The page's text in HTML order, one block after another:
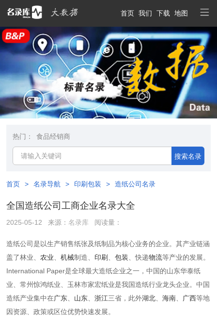
首页 我们 下载 地图
热门： 食品经销商
搜索名录
首页 > 名录导航 > 印刷包装 > 造纸公司名录
全国造纸公司工商企业名录大全
2025-05-12 来源：名录库 阅读量：
‌造纸公司‌是以生产销售纸张及纸制品为核心业务的企业。其产业链涵
盖了林业、 农业 、机械制造、 印刷 、包装 、快递物流等产业的发展。
International Paper是全球最大造纸企业之一，中国的山东华泰纸
业‌、常州惊鸿纸业‌、玉林市家宏纸业‌是我国造纸行业龙头企业。中国
造纸产业集中在广东 山东 、浙江‌三省，此外‌湖北 、海南 广西‌等地
因资源、政策或区位优势快速发展。‌